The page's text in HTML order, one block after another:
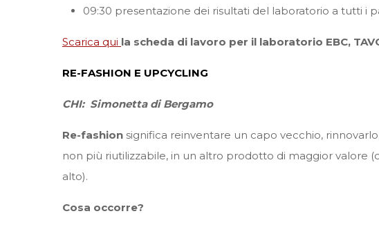
09:30 presentazione dei risultati del laboratorio a tutti i
Scarica qui la scheda di lavoro per il laboratorio EBC,
RE-FASHION E UPCYCLING
CHI: Simonetta di Bergamo
Re-fashionsignifica reinventare un capo vecchio,
non più riutilizzabile, in un altro prodotto di maggior valore
alto).
Cosa occorre?